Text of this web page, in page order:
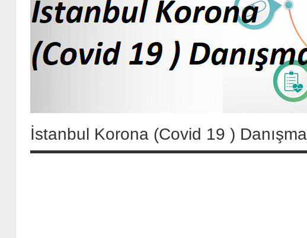
İstanbul Korona (Covid 19 ) Danışma